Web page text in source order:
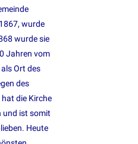
wurde
wurde sie
Jahren vom
Ort des
des
die Kirche
und ist somit
Heute